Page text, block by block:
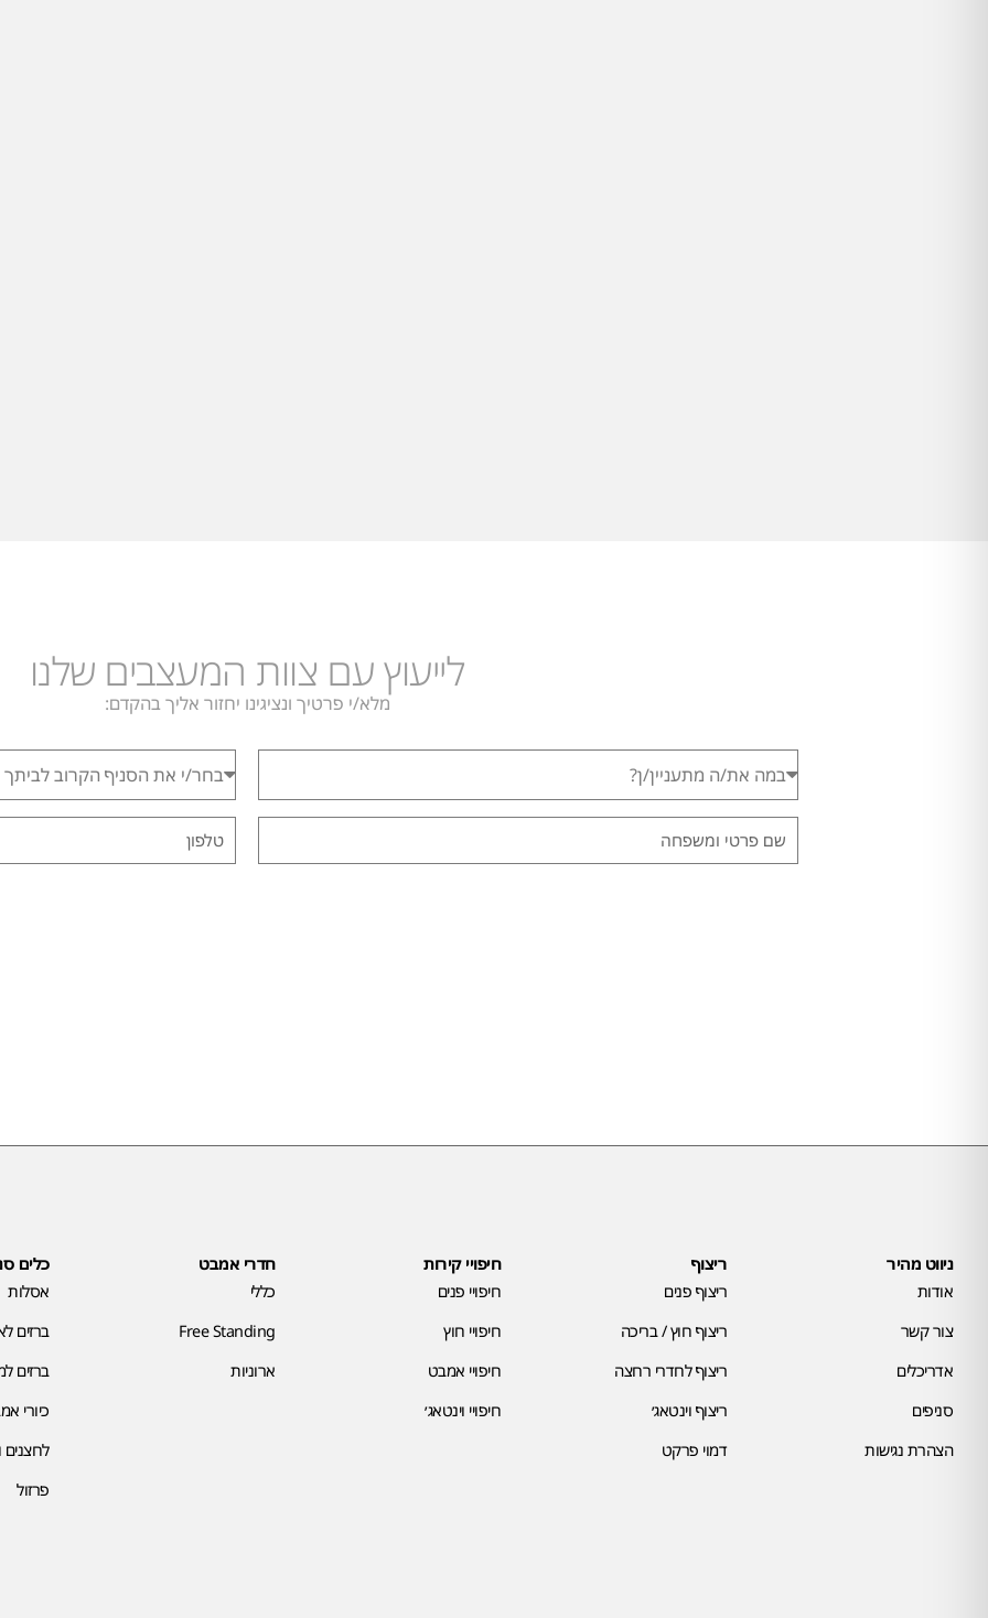
לייעוץ עם צוות המעצבים שלנו
מלא/י פרטיך ונציגינו יחזור אליך בהקדם:
ניווט מהיר
אודות
צור קשר
אדריכלים
סניפים
הצהרת נגישות
ריצוף
ריצוף פנים
ריצוף חוץ / בריכה
ריצוף לחדרי רחצה
ריצוף וינטאג׳
דמוי פרקט
חיפויי קירות
חיפויי פנים
חיפויי חוץ
חיפויי אמבט
חיפויי וינטאג׳
חדרי אמבט
כללי
Free Standing
ארוניות
כלים
אסלות
ברזים
ברזים
כיורי
לחצנים
פרזול